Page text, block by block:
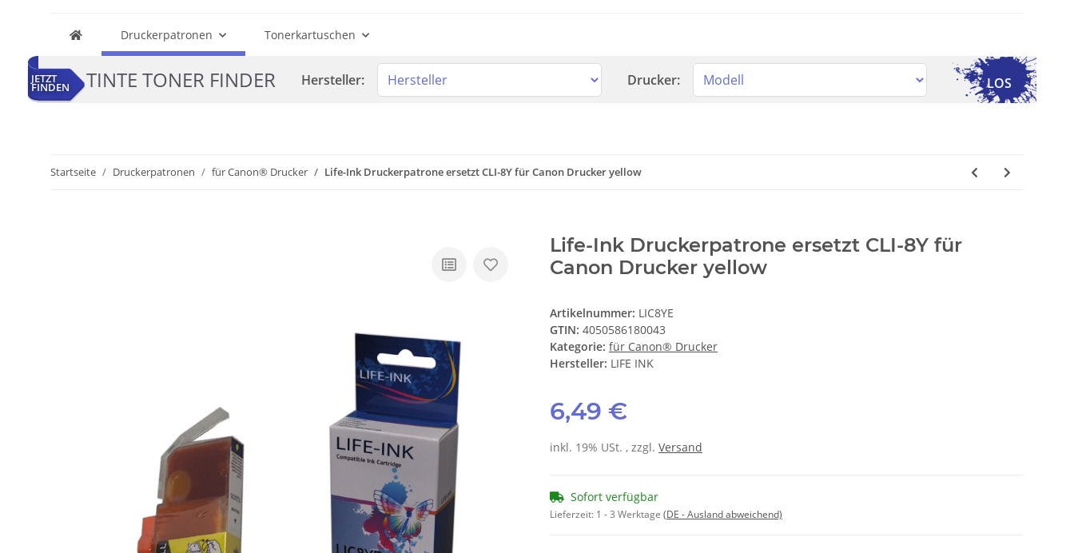
Druckerpatronen Tonerkartuschen
JETZT
FINDEN TINTE TONER FINDER Hersteller: Drucker: LOS
Startseite Druckerpatronen für Canon® Drucker Life-Ink Druckerpatrone ersetzt CLI-8Y für Canon Drucker yellow
Life-Ink Druckerpatrone ersetzt CLI-8Y für
Canon Drucker yellow
Artikelnummer: LIC8YE
GTIN: 4050586180043
Kategorie: für Canon® Drucker
Hersteller: LIFE INK
6,49 €
inkl. 19% USt. , zzgl. Versand
Sofort verfügbar
Lieferzeit: 1 - 3 Werktage (DE - Ausland abweichend)